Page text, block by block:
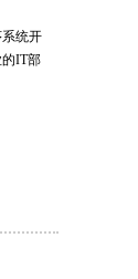
统开
IT部